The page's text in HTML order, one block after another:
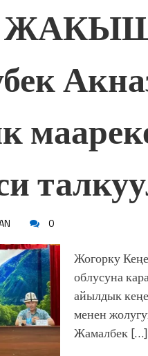
0
Жогорку
облусуна
айылдык
менен
Жамалбек […]